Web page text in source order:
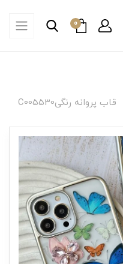
0
قاب پروانه رنگیC005530